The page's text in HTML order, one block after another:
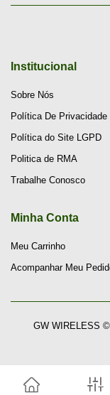
Institucional
Sobre Nós
Política De Privacidade
Política do Site LGPD
Politica de RMA
Trabalhe Conosco
Minha Conta
Meu Carrinho
Acompanhar Meu
GW WIRELESS